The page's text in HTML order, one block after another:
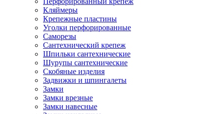
Кляймеры
Крепежные пластины
Уголки перфорированные
Саморезы
Сантехнический крепеж
Шпильки сантехнические
Шурупы сантехнические
Скобяные изделия
Задвижки и шпингалеты
Замки
Замки врезные
Замки навесные